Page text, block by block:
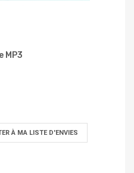
MP3
À MA LISTE D'ENVIES